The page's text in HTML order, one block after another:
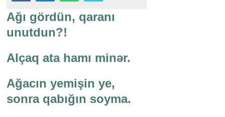
Ağı gördün, qaranı
unutdun?!
Alçaq ata hamı minər.
Ağacın yemişin ye,
sonra qabığın soyma.